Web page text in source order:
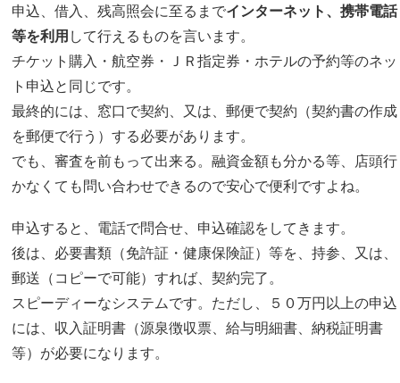
申込、借入、残高照会に至るまでインターネット、携帯電話
等を利用 して行えるものを言います。
チケット購入・航空券・ＪＲ指定券・ホテルの予約等のネッ
ト申込と同じです。
最終的には、 窓口で契約、又は、郵便で契約（契約書の作成
を郵便で行う）する必要があります。
でも、審査を前もって出来る。融資金額も分かる等、店頭行
かなくても問い合わせできるので安心で便利ですよね。
申込すると、電話で問合せ、申込確認をしてきます。
後は、 必要書類（免許証・健康保険証）等を、持参、又は、
郵送（コピーで可能）すれば、契約完了。
スピーディーなシステムです。 ただし、５０万円以上の申込
には、収入証明書（源泉徴収票、給与明細書、納税証明書
等）が必要になります。